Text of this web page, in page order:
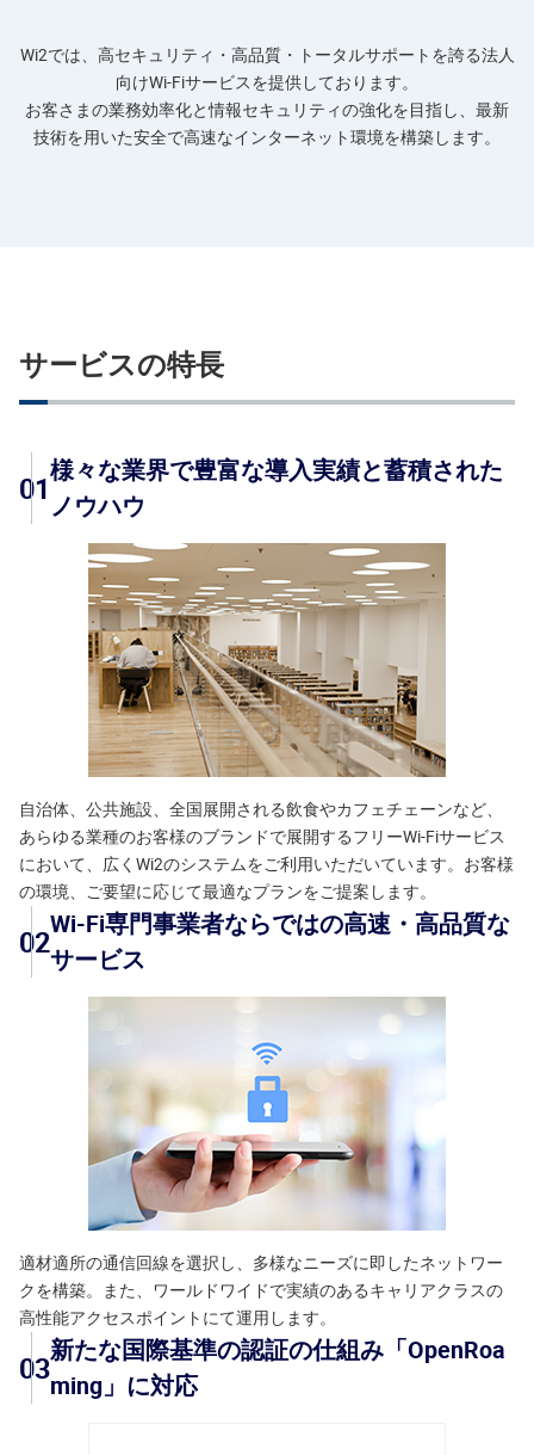
Wi2では、高セキュリティ・高品質・トータルサポートを誇る法人
向けWi-Fiサービスを提供しております。
お客さまの業務効率化と情報セキュリティの強化を目指し、最新
技術を用いた安全で高速なインターネット環境を構築します。
サービスの特長
01様々な業界で豊富な導入実績と蓄積された
ノウハウ
自治体、公共施設、全国展開される飲食やカフェチェーンなど、
あらゆる業種のお客様のブランドで展開するフリーWi-Fiサービス
において、広くWi2のシステムをご利用いただいています。お客様
の環境、ご要望に応じて最適なプランをご提案します。
02Wi-Fi専門事業者ならではの高速・高品質な
サービス
適材適所の通信回線を選択し、多様なニーズに即したネットワー
クを構築。また、ワールドワイドで実績のあるキャリアクラスの
高性能アクセスポイントにて運用します。
03新たな国際基準の認証の仕組み「OpenRoa
ming」に対応